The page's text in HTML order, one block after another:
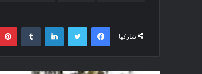
شاركها
فيسبوك تويتر لينكدإن